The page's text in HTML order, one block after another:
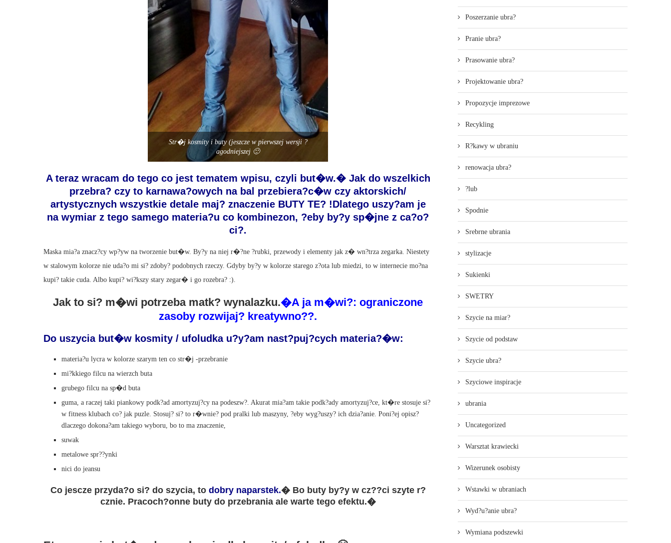
Str�j kosmity i buty (jeszcze w pierwszej wersji ?
agodniejszej 🙂
A teraz wracam do tego co jest tematem wpisu, czyli but�w.� Jak do wszelkich
przebra? czy to karnawa?owych na bal przebiera?c�w czy aktorskich/
artystycznych wszystkie detale maj? znaczenie BUTY TE? !Dlatego uszy?am je
na wymiar z tego samego materia?u co kombinezon, ?eby by?y sp�jne z ca?o?
ci?.
Maska mia?a znacz?cy wp?yw na tworzenie but�w. By?y na niej r�?ne ?rubki, przewody i elementy jak z� wn?trza zegarka. Niestety
w stalowym kolorze nie uda?o mi si? zdoby? podobnych rzeczy. Gdyby by?y w kolorze starego z?ota lub miedzi, to w internecie mo?na
kupi? takie cuda. Albo kupi? wi?kszy stary zegar� i go rozebra? :).
Jak to si? m�wi potrzeba matk? wynalazku.�A ja m�wi?: ograniczone
zasoby rozwijaj? kreatywno??.
Do uszycia but�w kosmity / ufoludka u?y?am nast?puj?cych materia?�w:
materia?u lycra w kolorze szarym ten co str�j -przebranie
mi?kkiego filcu na wierzch buta
grubego filcu na sp�d buta
guma, a raczej taki piankowy podk?ad amortyzuj?cy na podeszw?. Akurat mia?am takie podk?ady amortyzuj?ce, kt�re stosuje si?
w fitness klubach co? jak puzle. Stosuj? si? to r�wnie? pod pralki lub maszyny, ?eby wyg?uszy? ich dzia?anie. Poni?ej opisz?
dlaczego dokona?am takiego wyboru, bo to ma znaczenie,
suwak
metalowe spr??ynki
nici do jeansu
Co jescze przyda?o si? do szycia, todobry naparstek.� Bo buty by?y w cz??ci szyte r?
cznie. Pracoch?onne buty do przebrania ale warte tego efektu.�
Poszerzanie ubra?
Pranie ubra?
Prasowanie ubra?
Projektowanie ubra?
Propozycje imprezowe
Recykling
R?kawy w ubraniu
renowacja ubra?
?lub
Spodnie
Srebrne ubrania
stylizacje
Sukienki
SWETRY
Szycie na miar?
Szycie od podstaw
Szycie ubra?
Szyciowe inspiracje
ubrania
Uncategorized
Warsztat krawiecki
Wizerunek osobisty
Wstawki w ubraniach
Wyd?u?anie ubra?
Wymiana podszewki